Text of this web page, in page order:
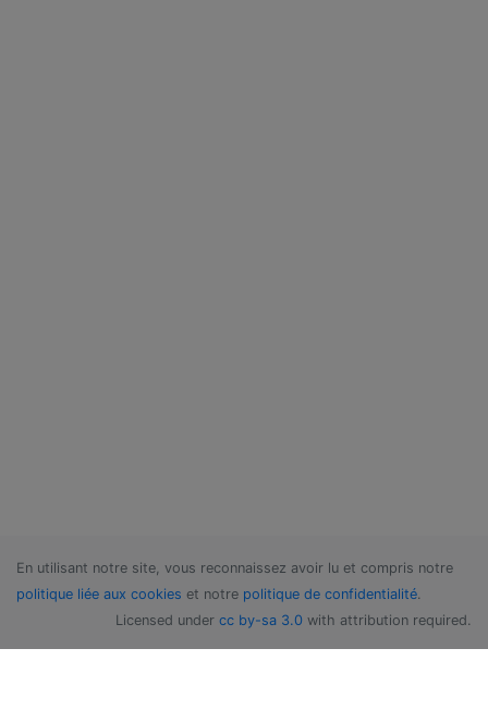
En utilisant notre site, vous reconnaissez avoir lu et compris notre
politique liée aux cookies et notre politique de confidentialité.
Licensed under cc by-sa 3.0 with attribution required.